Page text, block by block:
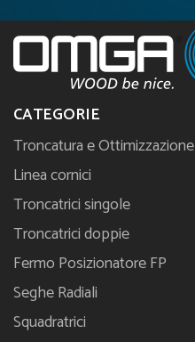
CATEGORIE
Troncatura e Ottimizzazione
Linea cornici
Troncatrici singole
Troncatrici doppie
Fermo Posizionatore FP
Seghe Radiali
Squadratrici